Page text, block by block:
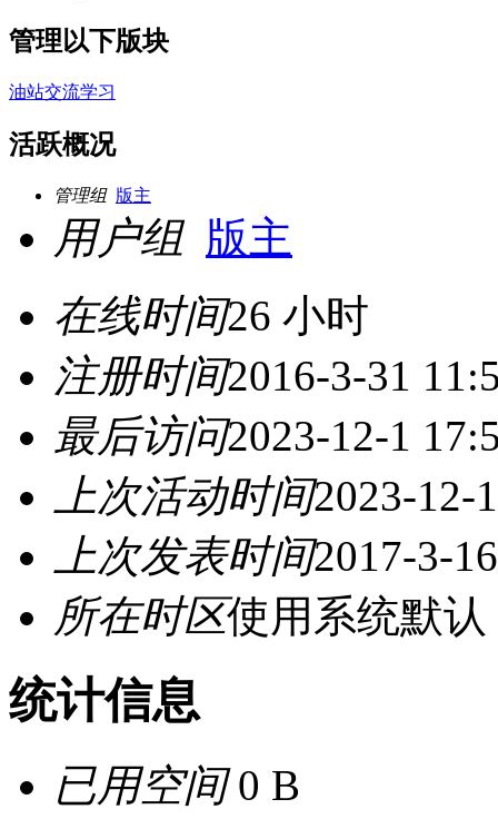
管理以下版块
油站交流学习
活跃概况
管理组 版主
用户组 版主
在线时间26 小时
注册时间2016-3-31
最后访问2023-12-1
上次活动时间2023-12-
上次发表时间2017-3-
所在时区使用系统默认
统计信息
已用空间0 B